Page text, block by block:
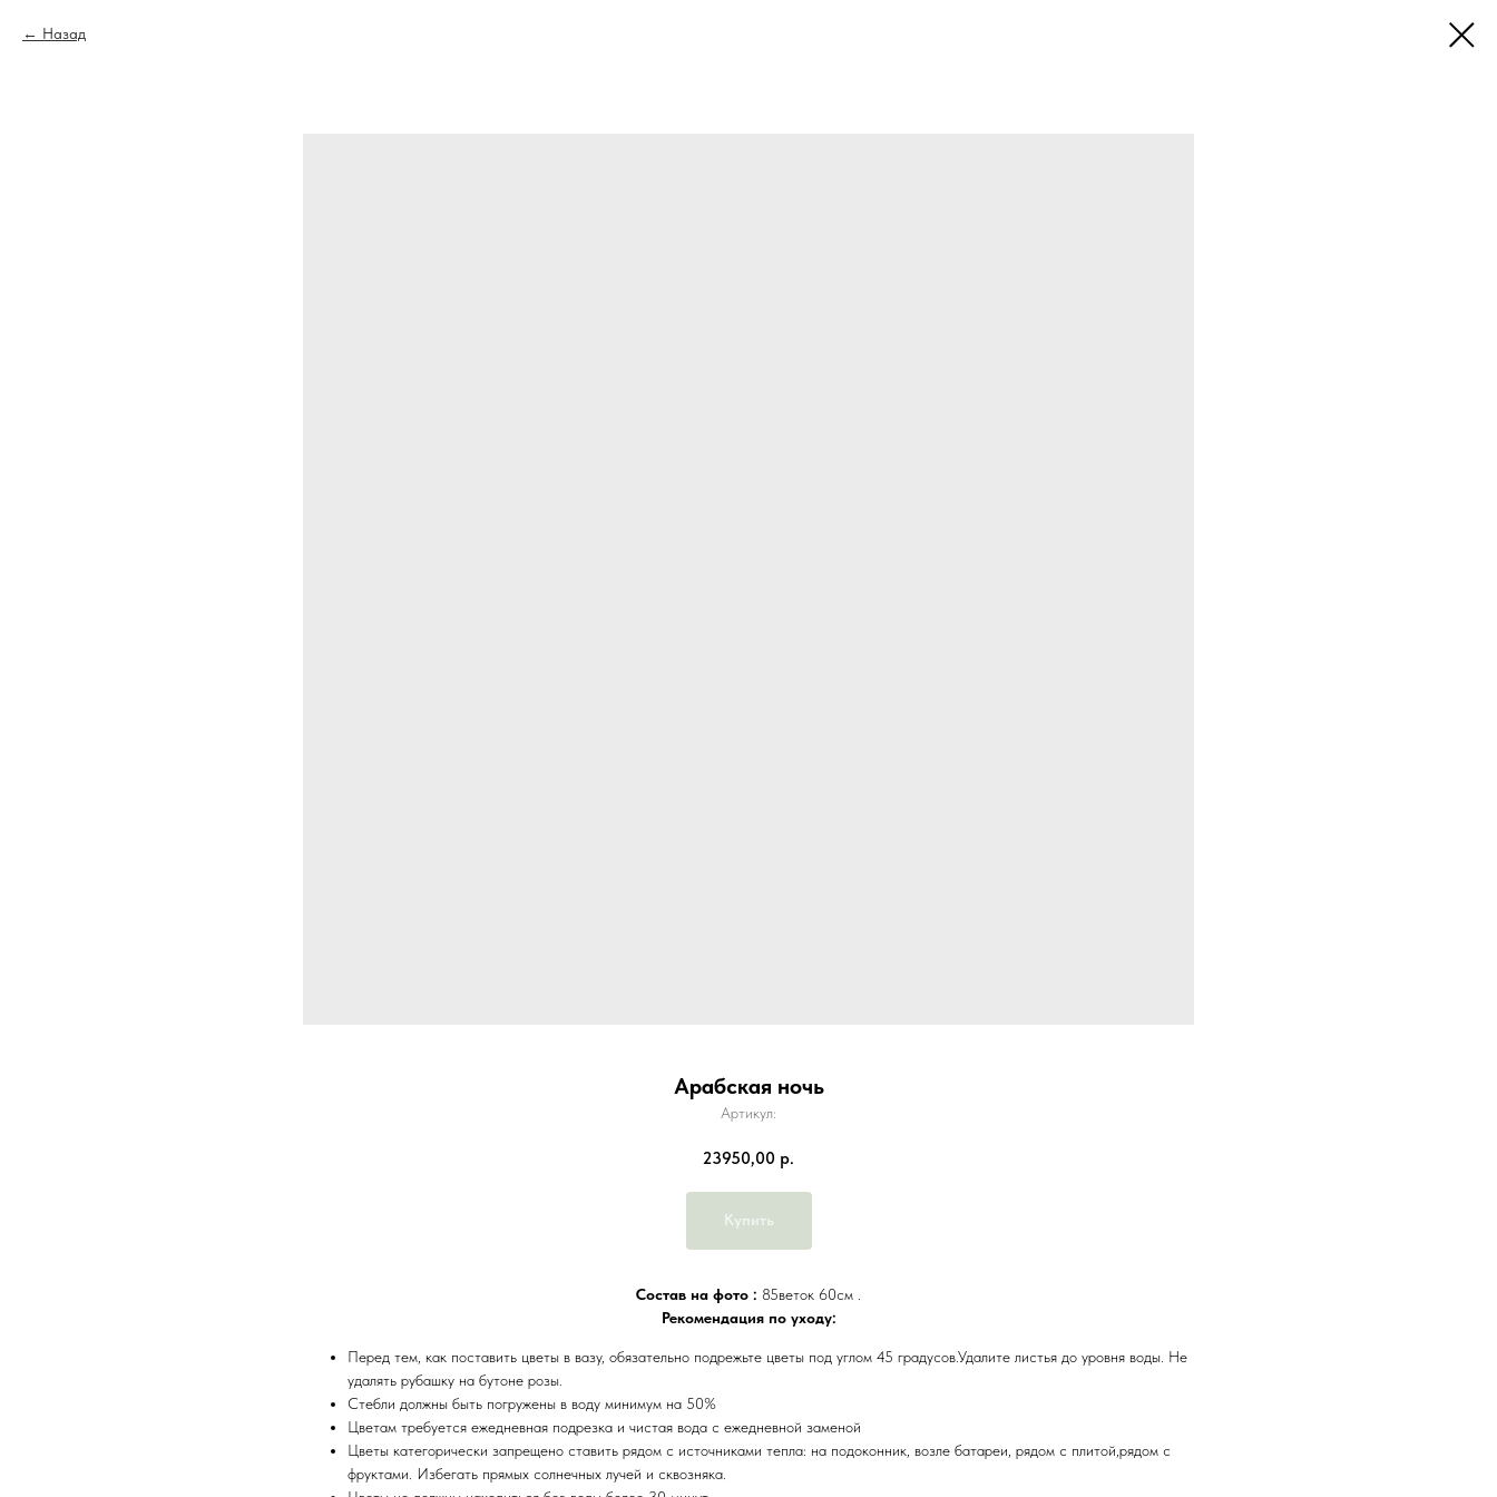
Назад
Арабская ночь
Артикул:
23950,00 р.
Купить
Состав на фото : 85веток 60см .
Рекомендация по уходу:
Перед тем, как поставить цветы в вазу, обязательно подрежьте цветы под углом 45 градусов.Удалите листья до уровня воды. Не
удалять рубашку на бутоне розы.
Стебли должны быть погружены в воду минимум на 50%
Цветам требуется ежедневная подрезка и чистая вода с ежедневной заменой
Цветы категорически запрещено ставить рядом с источниками тепла: на подоконник, возле батареи, рядом с плитой,рядом с
фруктами. Избегать прямых солнечных лучей и сквозняка.